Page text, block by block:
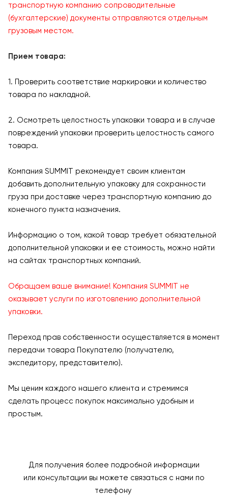
транспортную компанию сопроводительные
(бухгалтерские) документы отправляются отдельным
грузовым местом.
Прием товара:
1. Проверить соответствие маркировки и количество
товара по накладной.
2. Осмотреть целостность упаковки товара и в случае
повреждений упаковки проверить целостность самого
товара.
Компания SUMMIT рекомендует своим клиентам
добавить дополнительную упаковку для сохранности
груза при доставке через транспортную компанию до
конечного пункта назначения.
Информацию о том, какой товар требует обязательной
дополнительной упаковки и ее стоимость, можно найти
на сайтах транспортных компаний.
Обращаем ваше внимание! Компания SUMMIT не
оказывает услуги по изготовлению дополнительной
упаковки.
Переход прав собственности осуществляется в момент
передачи товара Покупателю (получателю,
экспедитору, представителю).
Мы ценим каждого нашего клиента и стремимся
сделать процесс покупок максимально удобным и
простым.
Для получения более подробной информации
или консультации вы можете связаться с нами по
телефону